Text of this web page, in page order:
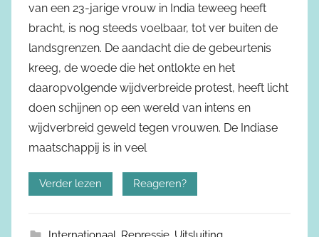
van een 23-jarige vrouw in India teweeg heeft
bracht, is nog steeds voelbaar, tot ver buiten de
landsgrenzen. De aandacht die de gebeurtenis
kreeg, de woede die het ontlokte en het
daaropvolgende wijdverbreide protest, heeft licht
doen schijnen op een wereld van intens en
wijdverbreid geweld tegen vrouwen. De Indiase
maatschappij is in veel
Verder lezen Reageren?